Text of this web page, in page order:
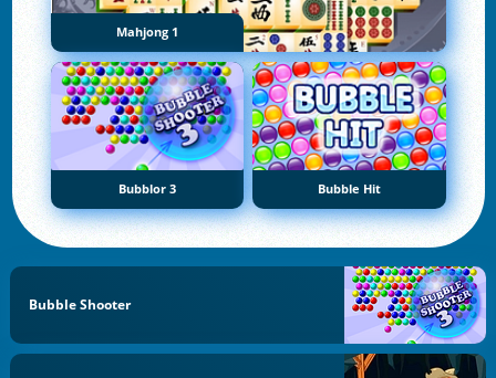
Mahjong 1
Bubblor 3 Bubble Hit
Bubble Shooter